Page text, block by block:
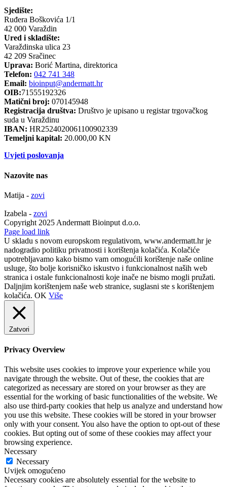
Sjedište:
Ruđera Boškovića 1/1
42 000 Varaždin
Ured i skladište:
Varaždinska ulica 23
42 209 Sračinec
Uprava: Borić Martina, direktorica
Telefon: 042 741 348
Email: bioinput@andermatt.hr
OIB:71555192326
Matični broj: 070145948
Registracija društva: Društvo je upisano u registar trgovačkog
suda u Varaždinu
IBAN: HR2524020061100902339
Temeljni kapital: 20.000,00 KN
Uvjeti poslovanja
Nazovite nas
Matija - zovi
Izabela - zovi
Copyright 2025 Andermatt Bioinput d.o.o.
Facebook
Page load link
U skladu s novom europskom regulativom, www.andermatt.hr je
nadogradio politiku privatnosti i korištenja kolačića. Kolačiće
upotrebljavamo kako bismo vam omogućili korištenje naše online
usluge, što bolje korisničko iskustvo i funkcionalnost naših web
stranica i ostale funkcionalnosti koje inače ne bismo mogli pružati.
Daljnjim korištenjem naše web stranice, suglasni ste s korištenjem
kolačića. OK Više
Zatvori
Privacy Overview
This website uses cookies to improve your experience while you
navigate through the website. Out of these, the cookies that are
categorized as necessary are stored on your browser as they are
essential for the working of basic functionalities of the website. We
also use third-party cookies that help us analyze and understand how
you use this website. These cookies will be stored in your browser
only with your consent. You also have the option to opt-out of these
cookies. But opting out of some of these cookies may affect your
browsing experience.
Necessary
Necessary
Uvijek omogućeno
Necessary cookies are absolutely essential for the website to